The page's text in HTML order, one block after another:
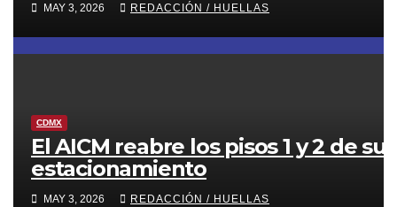
MAY 3, 2026 REDACCIÓN / HUELLAS
CDMX
El AICM reabre los pisos 1 y 2 de su
estacionamiento
MAY 3, 2026 REDACCIÓN / HUELLAS